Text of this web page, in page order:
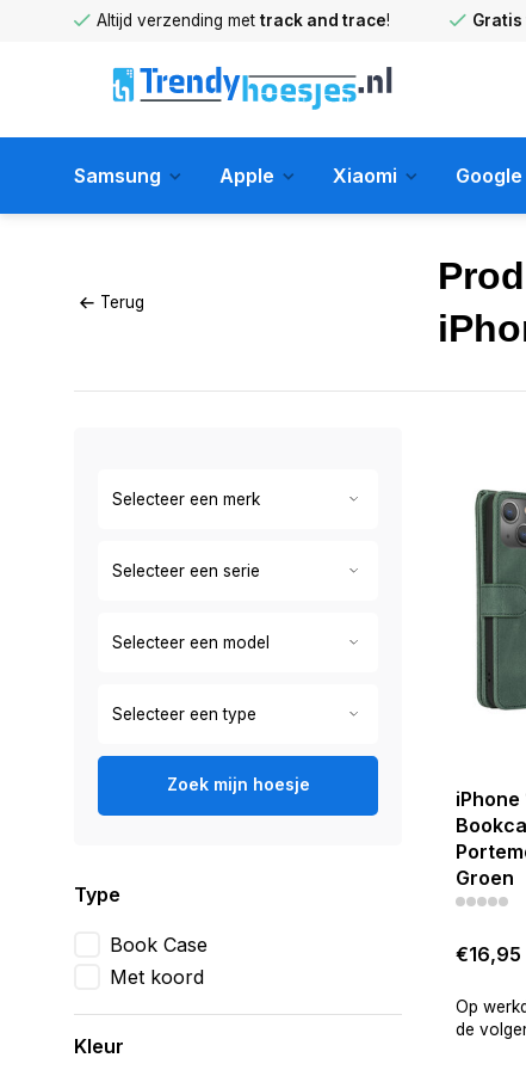
Altijd verzending met track and trace!
Samsung Apple Xiaomi
Terug
Zoek mijn hoesje
Type
Book Case
Met koord
Kleur
iPhone
Groen
€16,95
Op
de